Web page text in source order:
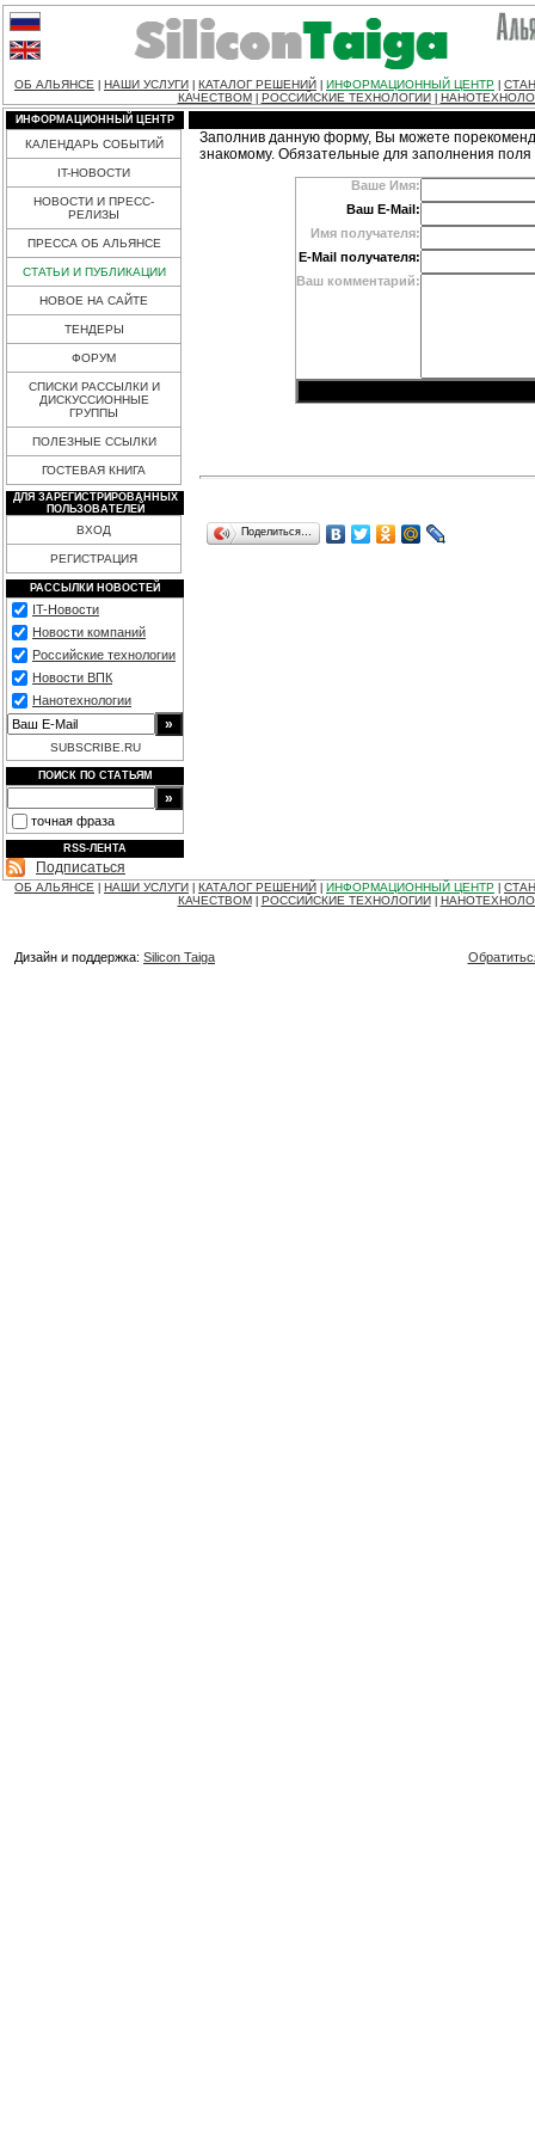
ОБ АЛЬЯНСЕ НАШИ УСЛУГИ КАТАЛОГ РЕШЕНИЙ ИНФОРМАЦИОННЫЙ ЦЕНТР
КАЧЕСТВОМ
РОССИЙСКИЕ ТЕХНОЛОГИИ
ИНФОРМАЦИОННЫЙ ЦЕНТР
КАЛЕНДАРЬ СОБЫТИЙ
IT-НОВОСТИ
НОВОСТИ И ПРЕСС-
РЕЛИЗЫ
ПРЕССА ОБ АЛЬЯНСЕ
СТАТЬИ И ПУБЛИКАЦИИ
НОВОЕ НА САЙТЕ
ТЕНДЕРЫ
ФОРУМ
СПИСКИ РАССЫЛКИ И
ДИСКУССИОННЫЕ
ГРУППЫ
ПОЛЕЗНЫЕ ССЫЛКИ
ГОСТЕВАЯ КНИГА
ДЛЯ ЗАРЕГИСТРИРОВАННЫХ
ПОЛЬЗОВАТЕЛЕЙ
ВХОД
РЕГИСТРАЦИЯ
РАССЫЛКИ НОВОСТЕЙ
IT-Новости
Новости компаний
Российские технологии
Новости ВПК
Нанотехнологии
SUBSCRIBE.RU
ПОИСК ПО СТАТЬЯМ
точная фраза
RSS-ЛЕНТА
Подписаться
Заполнив данную форму, Вы можете
знакомому. Обязательные для заполнения
Ваше Имя:
Ваш E-Mail:
Имя получателя:
E-Mail получателя:
Ваш комментарий:
Поделиться…
ОБ АЛЬЯНСЕ НАШИ УСЛУГИ КАТАЛОГ РЕШЕНИЙ ИНФОРМАЦИОННЫЙ ЦЕНТР
КАЧЕСТВОМ
РОССИЙСКИЕ ТЕХНОЛОГИИ
Дизайн и поддержка: Silicon Taiga